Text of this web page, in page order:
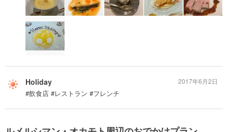
Holiday
#飲食店 #レストラン #フレンチ
2017年6月2日